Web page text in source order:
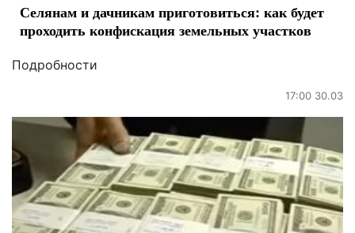
Селянам и дачникам приготовиться: как будет
проходить конфискация земельных участков
Подробности
17:00 30.03